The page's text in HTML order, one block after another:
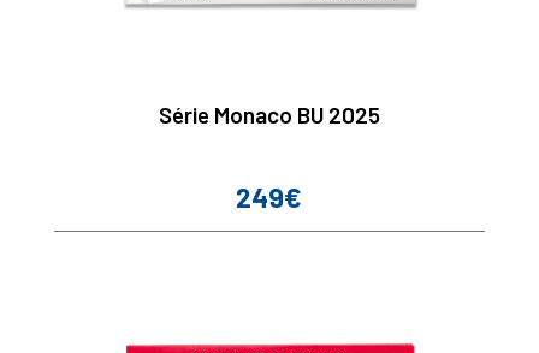
Série Monaco BU 2025
Prix
249€